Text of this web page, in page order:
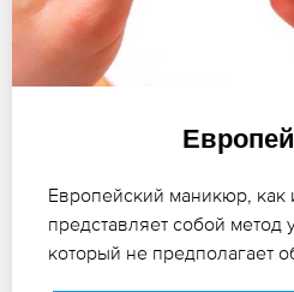
Европейский маникюр, как
представляет собой метод
который не предполагает